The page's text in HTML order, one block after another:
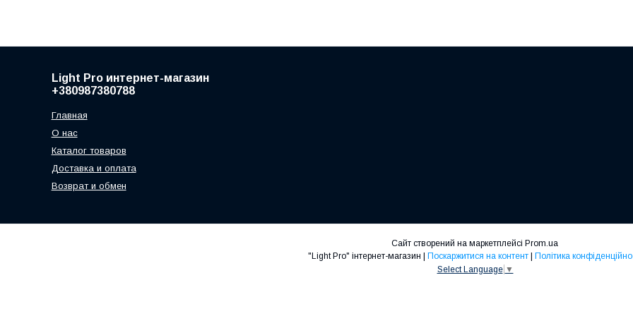
Light Pro интернет-магазин
+380987380788
Главная
О нас
Каталог товаров
Доставка и оплата
Возврат и обмен
Сайт створений на маркетплейсі Prom.ua
"Light Pro" інтернет-магазин | Поскаржитися на контент | Політика
Select Language ▼